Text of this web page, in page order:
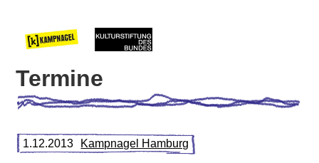
Termine
1.12.2013 Kampnagel Hamburg